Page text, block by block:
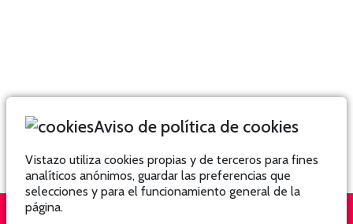
Aviso de política de cookies
Vistazo utiliza cookies propias y de terceros para fines
analíticos anónimos, guardar las preferencias que
selecciones y para el funcionamiento general de la
página.